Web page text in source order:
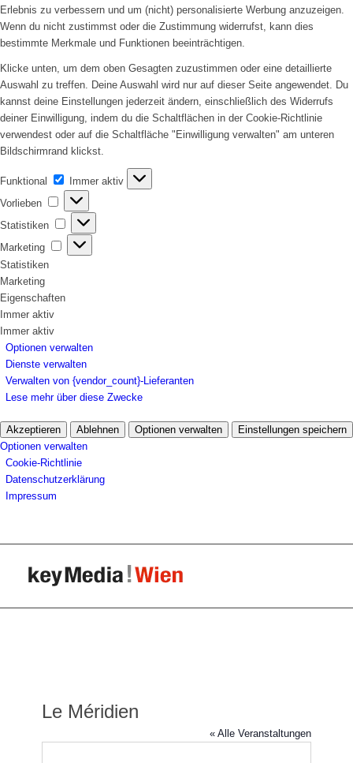
Erlebnis zu verbessern und um (nicht) personalisierte Werbung anzuzeigen.
Wenn du nicht zustimmst oder die Zustimmung widerrufst, kann dies
bestimmte Merkmale und Funktionen beeinträchtigen.
Klicke unten, um dem oben Gesagten zuzustimmen oder eine detaillierte
Auswahl zu treffen. Deine Auswahl wird nur auf dieser Seite angewendet. Du
kannst deine Einstellungen jederzeit ändern, einschließlich des Widerrufs
deiner Einwilligung, indem du die Schaltflächen in der Cookie-Richtlinie
verwendest oder auf die Schaltfläche "Einwilligung verwalten" am unteren
Bildschirmrand klickst.
Funktional Funktional
Immer aktiv
Vorlieben
Vorlieben
Statistiken Statistiken
Marketing
Marketing
Statistiken
Marketing
Eigenschaften
Immer aktiv
Immer aktiv
Optionen verwalten
Dienste verwalten
Verwalten von {vendor_count}-Lieferanten
Lese mehr über diese Zwecke
Akzeptieren Ablehnen Optionen verwalten
Einstellungen speichern
Optionen verwalten
Cookie-Richtlinie
Datenschutzerklärung
Impressum
Le Méridien
« Alle Veranstaltungen